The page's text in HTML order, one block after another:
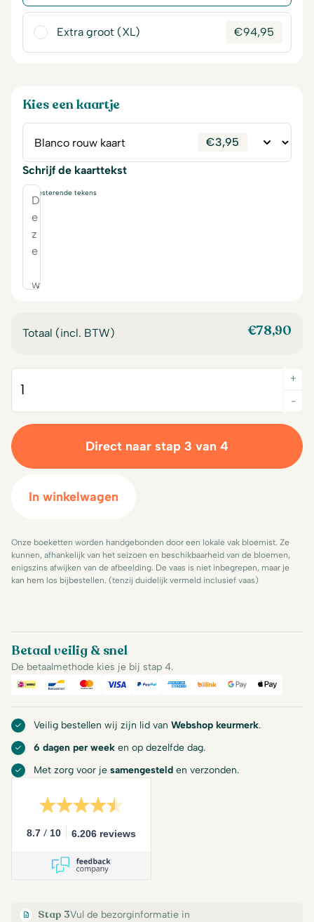
Extra groot (XL) €94,95
Kies een kaartje
€3,95
Schrijf de kaarttekst
resterende tekens
Totaal (incl. BTW) €78,90
-
+
Direct naar stap 3 van 4
In winkelwagen
Onze boeketten worden handgebonden door een lokale vak bloemist. Ze
kunnen, afhankelijk van het seizoen en beschikbaarheid van de bloemen,
enigszins afwijken van de afbeelding. De vaas is niet inbegrepen, maar je
kan hem los bijbestellen. (tenzij duidelijk vermeld inclusief vaas)
Betaal veilig & snel
De betaalmethode kies je bij stap 4.
iDeal Bancontact
Mastercard
Visa PayPalAmerican Express
BillinkGoogle Pay
Apple
Veilig bestellen wij zijn lid van Webshop keurmerk.
6 dagen per week en op dezelfde dag.
Met zorg voor je samengesteld en verzonden.
8.7 / 10 6.206 reviews
Stap 3Vul de bezorginformatie in